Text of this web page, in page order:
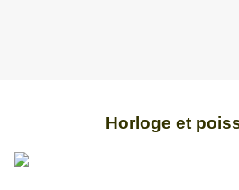
Horloge et